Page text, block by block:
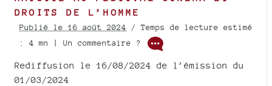
DROITS DE L’HOMME
Publié le 16 août 2024 / Temps de lecture estimé
: 4 mn | Un commentaire ?
Rediffusion le 16/08/2024 de l’émission du
01/03/2024